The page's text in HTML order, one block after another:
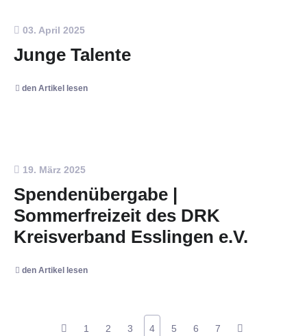
03. April 2025
Junge Talente
den Artikel lesen
19. März 2025
Spendenübergabe |
Sommerfreizeit des DRK
Kreisverband Esslingen e.V.
den Artikel lesen
1 2 3 4 5 6 7